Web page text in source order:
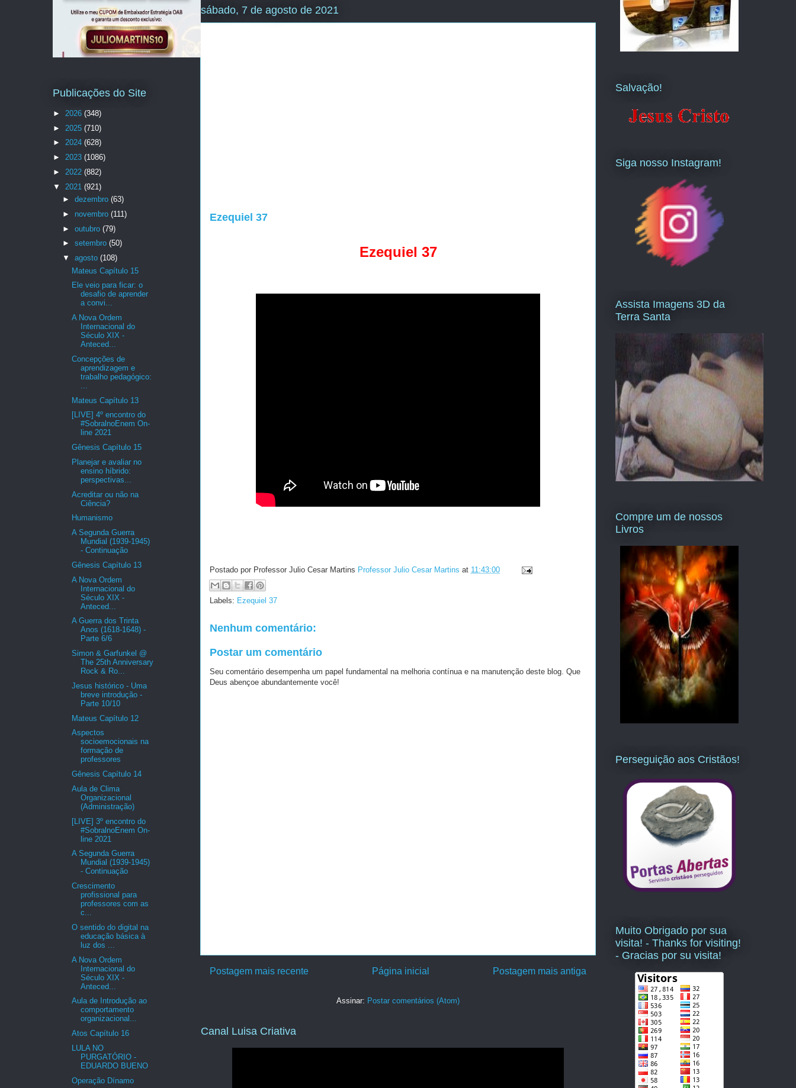
sábado, 7 de agosto de 2021
Ezequiel 37
Ezequiel 37
Postado por Professor Julio Cesar Martins Professor Julio Cesar Martins at 11:43:00
Labels: Ezequiel 37
Nenhum comentário:
Postar um comentário
Seu comentário desempenha um papel fundamental na melhoria contínua e na manutenção deste blog. Que
Deus abençoe abundantemente você!
Postagem mais recente Postagem mais antiga
Página inicial
Assinar: Postar comentários (Atom)
Canal Luisa Criativa
Publicações do Site
► 2026 (348)
► 2025 (710)
► 2024 (628)
► 2023 (1086)
► 2022 (882)
▼ 2021 (921)
► dezembro (63)
► novembro (111)
► outubro (79)
► setembro (50)
▼ agosto (108)
Mateus Capítulo 15
Ele veio para ficar: o
desafio de aprender
a convi...
A Nova Ordem
Internacional do
Século XIX -
Anteced...
Concepções de
aprendizagem e
trabalho pedagógico:
Mateus Capítulo 13
[LIVE] 4º encontro do
#SobralnoEnem On-
line 2021
Gênesis Capítulo 15
Planejar e avaliar no
ensino híbrido:
perspectivas...
Acreditar ou não na
Ciência?
Humanismo
A Segunda Guerra
Mundial (1939-1945)
- Continuação
Gênesis Capítulo 13
A Nova Ordem
Internacional do
Século XIX -
Anteced...
A Guerra dos Trinta
Anos (1618-1648) -
Parte 6/6
Simon & Garfunkel @
The 25th Anniversary
Rock & Ro...
Jesus histórico - Uma
breve introdução -
Parte 10/10
Mateus Capítulo 12
Aspectos
socioemocionais na
formação de
professores
Gênesis Capítulo 14
Aula de Clima
Organizacional
(Administração)
[LIVE] 3º encontro do
#SobralnoEnem On-
line 2021
A Segunda Guerra
Mundial (1939-1945)
- Continuação
Crescimento
profissional para
professores com as
c...
O sentido do digital na
educação básica à
luz dos ...
A Nova Ordem
Internacional do
Século XIX -
Anteced...
Aula de Introdução ao
comportamento
organizacional...
Atos Capítulo 16
LULA NO
PURGATÓRIO -
EDUARDO BUENO
Operação Dínamo
Salvação!
Siga nosso Instagram!
Assista Imagens 3D da
Terra Santa
Compre um de nossos
Livros
Perseguição aos Cristãos!
Muito Obrigado por sua
visita! - Thanks for visiting!
- Gracias por su visita!